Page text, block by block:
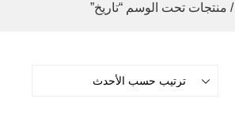
/ منتجات تحت الوسم “تاريخ”